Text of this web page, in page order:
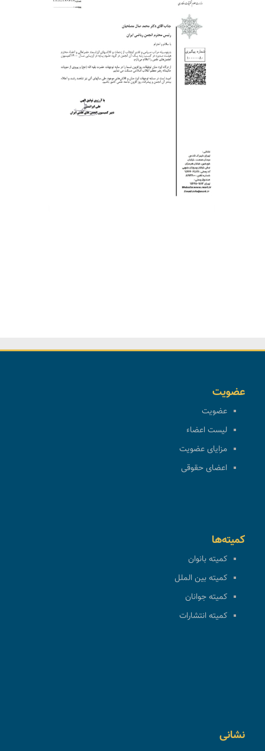
عضویت
عضویت
لیست اعضاء
مزایای عضویت
اعضای حقوقی
کمیته‌ها
کمیته بانوان
کمیته بین الملل
کمیته جوانان
کمیته انتشارات
نشانی